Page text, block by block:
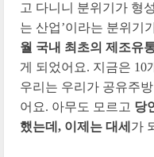
고 다니니 분위기가 형
는 산업’이라는 분위기
월 국내 최초의 제조유
게 되었어요. 지금은 10
우리는 우리가 공유주
어요. 아무도 모르고 당
했는데, 이제는 대세 가